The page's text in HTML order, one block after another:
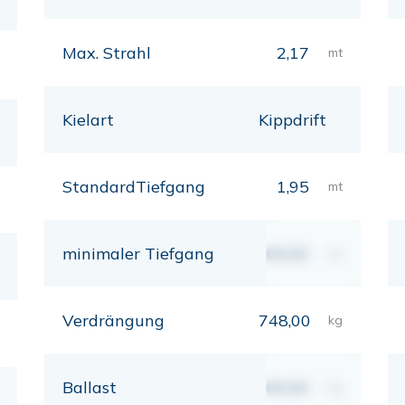
Max. Strahl 2,17 mt
Kielart Kippdrift
StandardTiefgang 1,95 mt
minimaler Tiefgang 00,00
Verdrängung 748,00 kg
Ballast 00,00